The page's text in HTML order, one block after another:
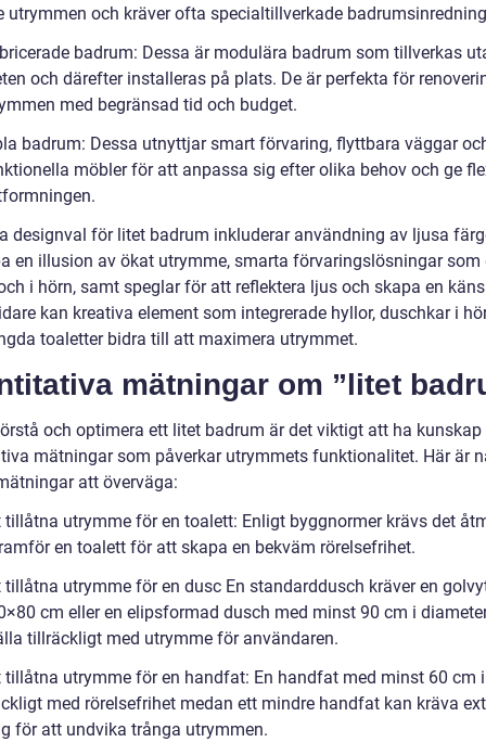
utrymmen och kräver ofta specialtillverkade
badrum: Dessa är modulära badrum som tillverkas
och därefter installeras på plats. De är perfekta för
med begränsad tid och budget.
badrum: Dessa utnyttjar smart förvaring, flyttbara väggar
möbler för att anpassa sig efter olika behov och ge
designval för litet badrum inkluderar användning av ljusa
en illusion av ökat utrymme, smarta förvaringslösningar som
i hörn, samt speglar för att reflektera ljus och skapa en
kan kreativa element som integrerade hyllor, duschkar i
toaletter bidra till att maximera utrymmet.
mätningar om ”litet
och optimera ett litet badrum är det viktigt att ha kunskap
mätningar som påverkar utrymmets funktionalitet. Här är
att överväga:
tillåtna utrymme för en toalett: Enligt byggnormer krävs det
en toalett för att skapa en bekväm rörelsefrihet.
tillåtna utrymme för en dusc En standarddusch kräver en
cm eller en elipsformad dusch med minst 90 cm i
tillräckligt med utrymme för användaren.
tillåtna utrymme för en handfat: En handfat med minst 60 cm
med rörelsefrihet medan ett mindre handfat kan kräva
för att undvika trånga utrymmen.